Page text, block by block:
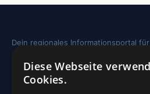
Dein regionales Informationsportal
Sehenswürdigkeiten, Ausflugstipps
deiner Region.
Diese Webseite
Cookies.